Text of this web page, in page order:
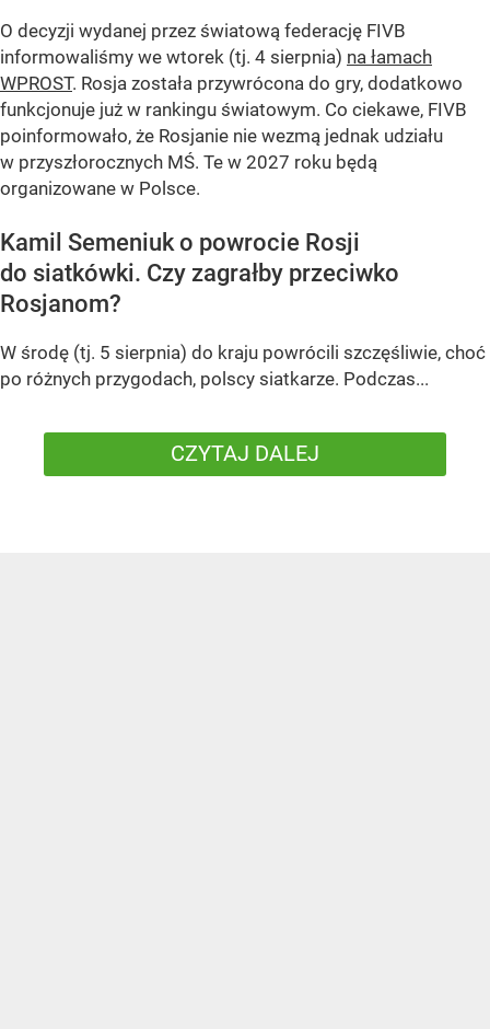
O decyzji wydanej przez światową federację FIVB
informowaliśmy we wtorek (tj. 4 sierpnia) na łamach
WPROST. Rosja została przywrócona do gry, dodatkowo
funkcjonuje już w rankingu światowym. Co ciekawe, FIVB
poinformowało, że Rosjanie nie wezmą jednak udziału
w przyszłorocznych MŚ. Te w 2027 roku będą
organizowane w Polsce.
Kamil Semeniuk o powrocie Rosji
do siatkówki. Czy zagrałby przeciwko
Rosjanom?
W środę (tj. 5 sierpnia) do kraju powrócili szczęśliwie, choć
po różnych przygodach, polscy siatkarze. Podczas...
CZYTAJ DALEJ